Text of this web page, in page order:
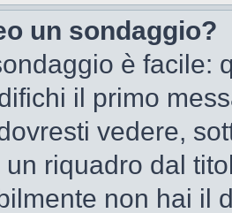
un sondaggio?
è facile:
il primo
vedere,
un riquadro dal
non hai il